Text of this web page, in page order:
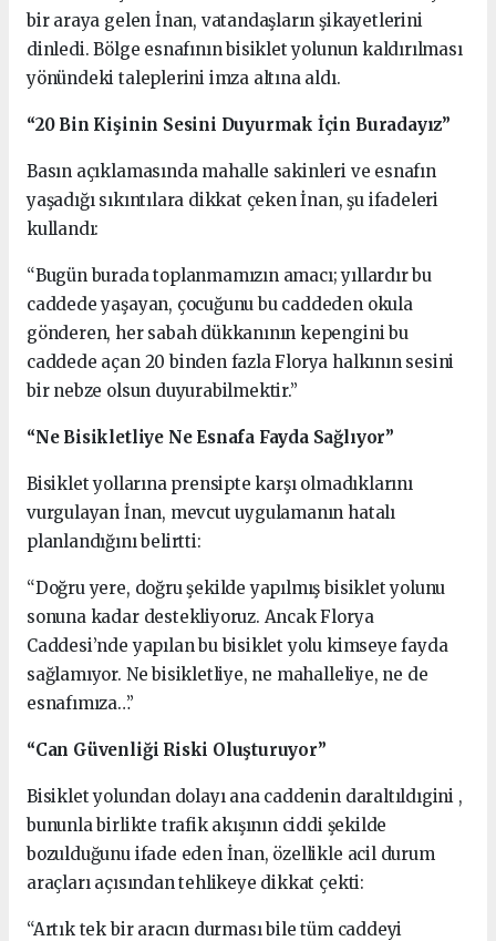
bir araya gelen İnan, vatandaşların şikayetlerini
dinledi. Bölge esnafının bisiklet yolunun kaldırılması
yönündeki taleplerini imza altına aldı.
“20 Bin Kişinin Sesini Duyurmak İçin Buradayız”
Basın açıklamasında mahalle sakinleri ve esnafın
yaşadığı sıkıntılara dikkat çeken İnan, şu ifadeleri
kullandı:
“Bugün burada toplanmamızın amacı; yıllardır bu
caddede yaşayan, çocuğunu bu caddeden okula
gönderen, her sabah dükkanının kepengini bu
caddede açan 20 binden fazla Florya halkının sesini
bir nebze olsun duyurabilmektir.”
“Ne Bisikletliye Ne Esnafa Fayda Sağlıyor”
Bisiklet yollarına prensipte karşı olmadıklarını
vurgulayan İnan, mevcut uygulamanın hatalı
planlandığını belirtti:
“Doğru yere, doğru şekilde yapılmış bisiklet yolunu
sonuna kadar destekliyoruz. Ancak Florya
Caddesi’nde yapılan bu bisiklet yolu kimseye fayda
sağlamıyor. Ne bisikletliye, ne mahalleliye, ne de
esnafımıza…”
“Can Güvenliği Riski Oluşturuyor”
Bisiklet yolundan dolayı ana caddenin daraltıldıgini ,
bununla birlikte trafik akışının ciddi şekilde
bozulduğunu ifade eden İnan, özellikle acil durum
araçları açısından tehlikeye dikkat çekti:
“Artık tek bir aracın durması bile tüm caddeyi